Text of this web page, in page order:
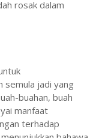
rosak dalam
semula jadi yang
buahan, buah
manfaat
terhadap